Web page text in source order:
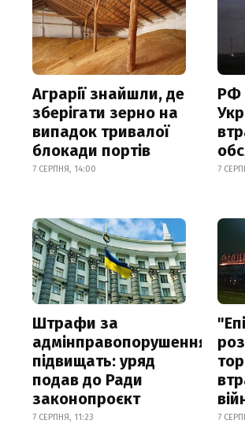
Аграрії знайшли, де
зберігати зерно на
випадок тривалої
блокади портів
7 СЕРПНЯ, 14:00
РФ
7
Штрафи за
адмінправопорушення
підвищать: уряд
подав до Ради
законопроєкт
7 СЕРПНЯ, 11:23 7